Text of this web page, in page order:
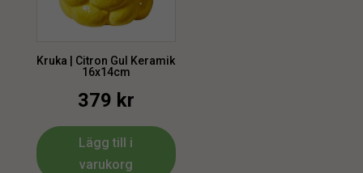
Kruka | Citron Gul Keramik
16x14cm
379 kr
Lägg till i
varukorg